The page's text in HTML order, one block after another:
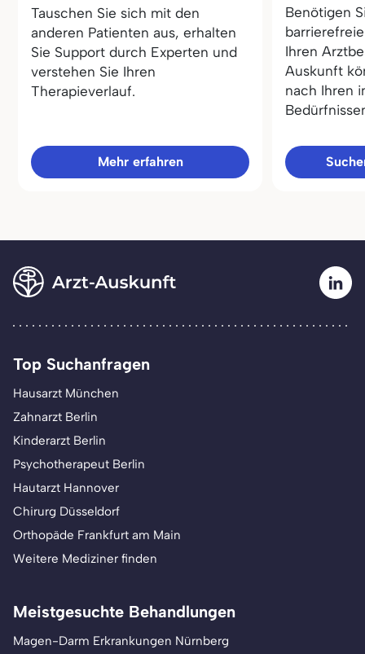
Tauschen Sie sich mit den
anderen Patienten aus, erhalten
Sie Support durch Experten und
verstehen Sie Ihren
Therapieverlauf.
Mehr erfahren
Benötigen
Ihren
Auskunft
nach Ihren
Top Suchanfragen
Hausarzt München
Zahnarzt Berlin
Kinderarzt Berlin
Psychotherapeut Berlin
Hautarzt Hannover
Chirurg Düsseldorf
Orthopäde Frankfurt am Main
Weitere Mediziner finden
Meistgesuchte Behandlungen
Magen-Darm Erkrankungen Nürnberg